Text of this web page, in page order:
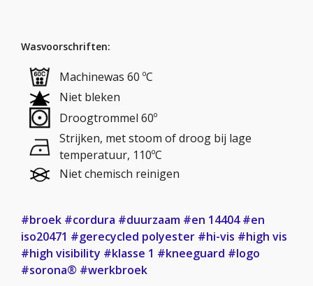
Wasvoorschriften:
Machinewas 60 ºC
Niet bleken
Droogtrommel 60º
Strijken, met stoom of droog bij lage
temperatuur, 110ºC
Niet chemisch reinigen
#broek #cordura #duurzaam #en 14404 #en
iso20471 #gerecycled polyester #hi-vis #high vis
#high visibility #klasse 1 #kneeguard #logo
#sorona® #werkbroek